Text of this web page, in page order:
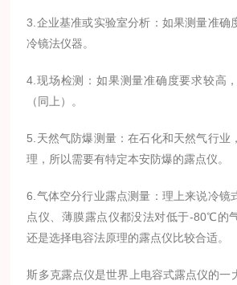
3.企业基准或实验室分析：如果测量准确
冷镜法仪器。
4.现场检测：如果测量准确度要求较高
（同上）。
5.天然气防爆测量：在石化和天然气行业
理，所以需要有特定本安防爆的露点仪。
6.气体空分行业露点测量：理上来说冷镜
点仪、薄膜露点仪都没法对低于-80℃的
还是选择电容法原理的露点仪比较合适。
斯多克露点仪是世界上电容式露点仪的一